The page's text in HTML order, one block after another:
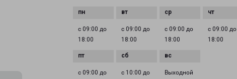
с 09:00 до
18:00
с 09:00 до
18:00
с 09:00 до
18:00
с 09:00 до
18:00
с 09:00 до
с 10:00 до
Выходной